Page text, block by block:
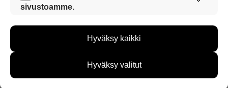
sivustoamme voi käyttää sujuvasti ja turvallisesti.
sivustoamme.
kehittää sivustoamme vastaamaan paremmin
kävijämääristä ja siitä, mitä sivuja käytetään ja
miten sivuilla liikutaan. Emme kuitenkaan kerää
Hyväksy kaikki
Hyväksy valitut